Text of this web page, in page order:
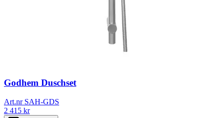
Godhem Duschset
Art.nr SAH-GDS
2 415 kr